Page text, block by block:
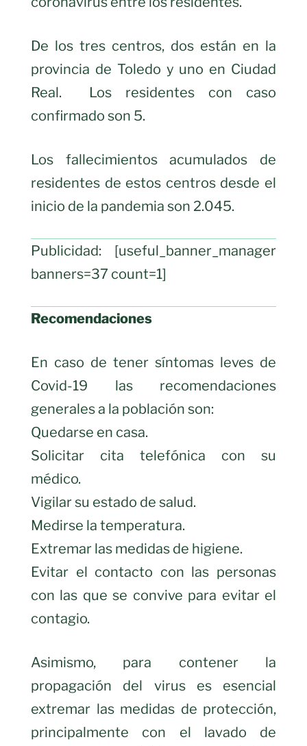
De los tres centros, dos están en la
provincia de Toledo y uno en Ciudad
Real. Los residentes con caso
confirmado son 5.
Los fallecimientos acumulados de
residentes de estos centros desde el
inicio de la pandemia son 2.045.
Publicidad: [useful_banner_manager
banners=37 count=1]
Recomendaciones
En caso de tener síntomas leves de
Covid-19 las recomendaciones
generales a la población son:
Quedarse en casa.
Solicitar cita telefónica con su
médico.
Vigilar su estado de salud.
Medirse la temperatura.
Extremar las medidas de higiene.
Evitar el contacto con las personas
con las que se convive para evitar el
contagio.
Asimismo, para contener la
propagación del virus es esencial
extremar las medidas de protección,
principalmente con el lavado de